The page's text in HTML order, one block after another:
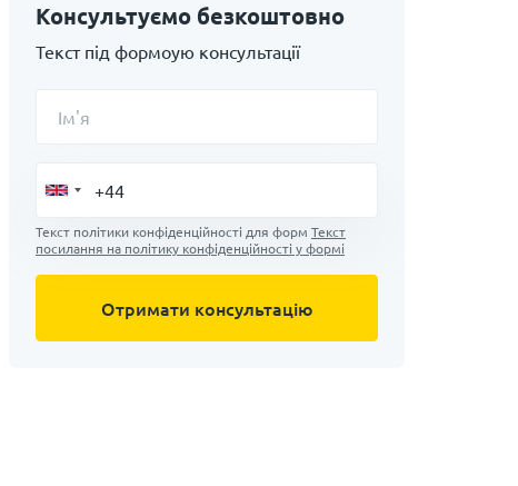
Консультуємо безкоштовно
Текст під формоую консультації
Ім'я
Текст політики конфіденційності для форм Текст
посилання на політику конфіденційності у формі